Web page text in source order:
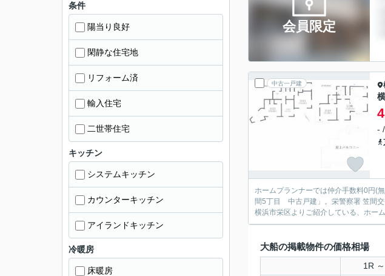
会員限定
中古一戸建
-
ホームプランナーでは仲介手数料0円(
間5丁目 中古戸建」。栄警察署 笠間交
横浜市栄区よりご紹介している、ホー
大船の掲載物件の価格相場
1R
条件
陽当り良好
閑静な住宅地
リフォーム済
輸入住宅
二世帯住宅
キッチン
システムキッチン
カウンターキッチン
アイランドキッチン
冷暖房
床暖房